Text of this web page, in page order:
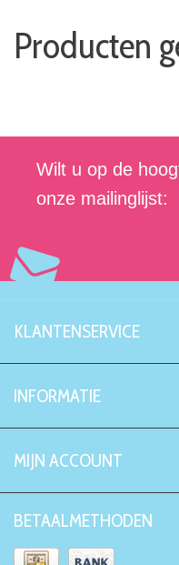
Producten
Wilt u op de
onze mailinglijst:
KLANTENSERVICE
INFORMATIE
MIJN ACCOUNT
BETAALMETHODEN